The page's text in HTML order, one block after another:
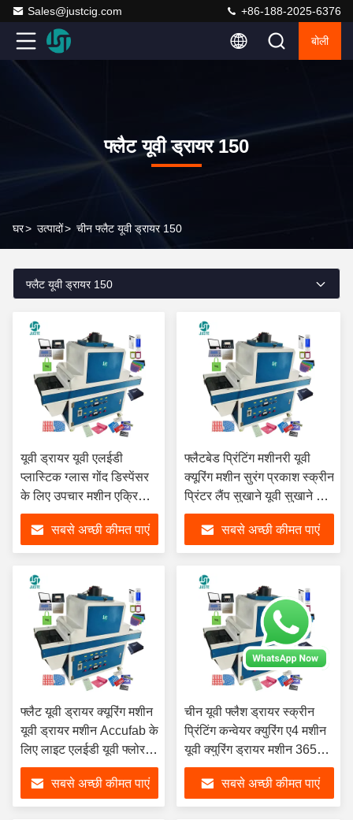
Sales@justcig.com +86-188-2025-6376
बोली
फ्लैट यूवी ड्रायर 150
घर> उत्पादों> चीन फ्लैट यूवी ड्रायर 150
फ्लैट यूवी ड्रायर 150
यूवी ड्रायर यूवी एलईडी
प्लास्टिक ग्लास गोंद डिस्पेंसर
के लिए उपचार मशीन एक्रिल
उत्पाद तौलिया मुकुट के आकार
का समूह 900W 2KW
6.7KW
सबसे अच्छी कीमत पाएं
फ्लैटबेड प्रिंटिंग मशीनरी यूवी
क्यूरिंग मशीन सुरंग प्रकाश स्क्रीन
प्रिंटर लैंप सुखाने यूवी सुखाने के
लिए जेल उपचार गोंद कांच
सबसे अच्छी कीमत पाएं
फ्लैट यूवी ड्रायर क्यूरिंग मशीन
यूवी ड्रायर मशीन Accufab के
लिए लाइट एलईडी यूवी फ्लोर
ऑटोमैटिक 5070 स्पॉट 1300
लेक
सबसे अच्छी कीमत पाएं
चीन यूवी फ्लैश ड्रायर स्क्रीन
प्रिंटिंग कन्वेयर क्युरिंग ए4 मशीन
यूवी क्युरिंग ड्रायर मशीन 365
एनएम के लिए लैंपाडा यूवी एलईडी
फ्लैट
सबसे अच्छी कीमत पाएं